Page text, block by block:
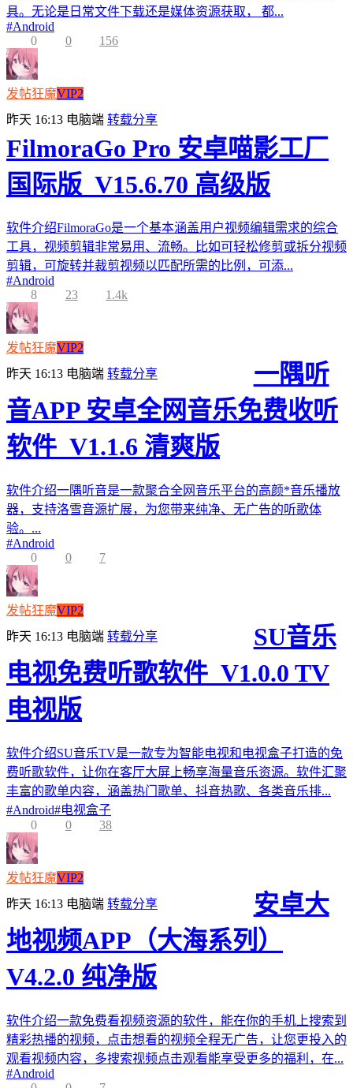
具。无论是日常文件下载还是媒体资源获取， 都...
#Android
0
0 156
发帖狂魔VIP2
昨天 16:13 电脑端 转载分享
FilmoraGo Pro 安卓喵影工厂
国际版_V15.6.70 高级版
软件介绍FilmoraGo是一个基本涵盖用户视频编辑需求的综合
工具，视频剪辑非常易用、流畅。比如可轻松修剪或拆分视频
剪辑，可旋转并裁剪视频以匹配所需的比例，可添...
#Android
8
23 1.4k
发帖狂魔VIP2
昨天 16:13 电脑端 转载分享
一隅听
音APP 安卓全网音乐免费收听
软件_V1.1.6 清爽版
软件介绍一隅听音是一款聚合全网音乐平台的高颜*音乐播放
器，支持洛雪音源扩展，为您带来纯净、无广告的听歌体
验。...
#Android
0
0 7
发帖狂魔VIP2
昨天 16:13 电脑端 转载分享
SU音乐
电视免费听歌软件_V1.0.0 TV
电视版
软件介绍SU音乐TV是一款专为智能电视和电视盒子打造的免
费听歌软件，让你在客厅大屏上畅享海量音乐资源。软件汇聚
丰富的歌单内容，涵盖热门歌单、抖音热歌、各类音乐排...
#Android#电视盒子
0
0 38
发帖狂魔VIP2
昨天 16:13 电脑端 转载分享
安卓大
地视频APP（大海系列）
V4.2.0 纯净版
软件介绍一款免费看视频资源的软件，能在你的手机上搜索到
精彩热播的视频，点击想看的视频全程无广告，让您更投入的
观看视频内容，多搜索视频点击观看能享受更多的福利，在...
#Android